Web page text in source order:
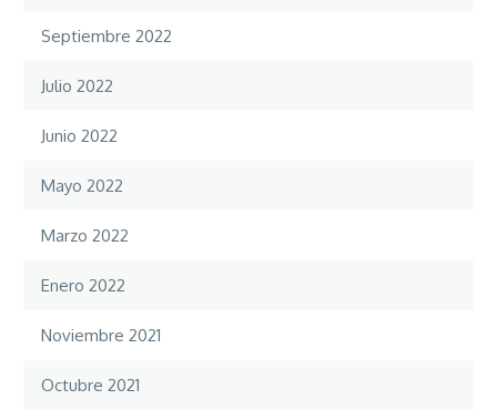
Septiembre 2022
Julio 2022
Junio 2022
Mayo 2022
Marzo 2022
Enero 2022
Noviembre 2021
Octubre 2021